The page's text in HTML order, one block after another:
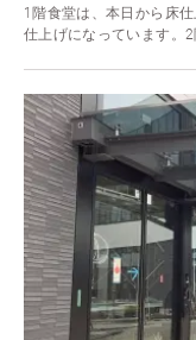
1階食堂は、本日から床
仕上げになっています。